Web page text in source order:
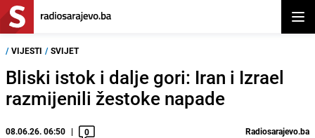
/ VIJESTI / SVIJET
Bliski istok i dalje gori: Iran i Izrael
razmijenili žestoke napade
08.06.26. 06:50 0 Radiosarajevo.ba